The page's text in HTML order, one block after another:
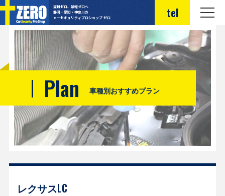
盗難ゼロ、誤報ゼロへ
静岡・愛知・神奈川の
カーセキュリティプロショップ ゼロ
tel
Plan 車種別おすすめプラン
レクサスLC